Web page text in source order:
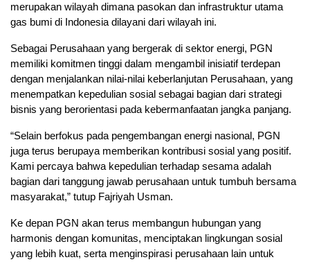
merupakan wilayah dimana pasokan dan infrastruktur utama
gas bumi di Indonesia dilayani dari wilayah ini.
Sebagai Perusahaan yang bergerak di sektor energi, PGN
memiliki komitmen tinggi dalam mengambil inisiatif terdepan
dengan menjalankan nilai-nilai keberlanjutan Perusahaan, yang
menempatkan kepedulian sosial sebagai bagian dari strategi
bisnis yang berorientasi pada kebermanfaatan jangka panjang.
“Selain berfokus pada pengembangan energi nasional, PGN
juga terus berupaya memberikan kontribusi sosial yang positif.
Kami percaya bahwa kepedulian terhadap sesama adalah
bagian dari tanggung jawab perusahaan untuk tumbuh bersama
masyarakat,” tutup Fajriyah Usman.
Ke depan PGN akan terus membangun hubungan yang
harmonis dengan komunitas, menciptakan lingkungan sosial
yang lebih kuat, serta menginspirasi perusahaan lain untuk